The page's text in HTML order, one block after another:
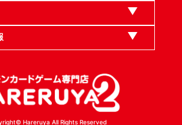
Hareruya All Rights Reserved